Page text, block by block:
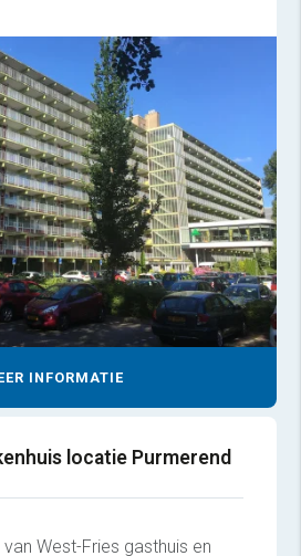
INFORMATIE
locatie Purmerend
West-Fries gasthuis en